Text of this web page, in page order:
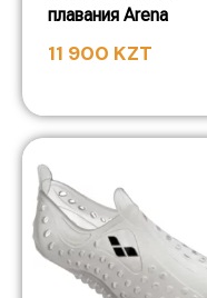
плавания Arena
11 900 KZT